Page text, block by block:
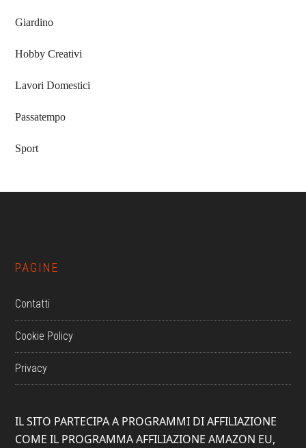
Giardino
Hobby Creativi
Lavori Domestici
Passatempo
Sport
PAGINE
Contatti
Cookie Policy
Privacy
IL SITO PARTECIPA A PROGRAMMI DI AFFILIAZIONE
COME IL PROGRAMMA AFFILIAZIONE AMAZON EU,